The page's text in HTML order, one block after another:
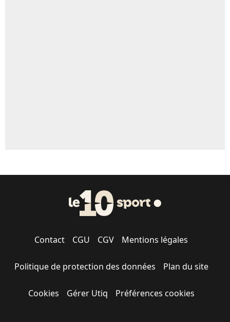
Contact CGU CGV Mentions légales
Politique de protection des données Plan du site
Cookies Gérer Utiq Préférences cookies